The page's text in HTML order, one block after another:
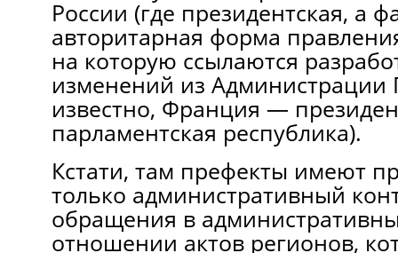
России (где президентская, а
авторитарная форма
на которую ссылаются
изменений из Администрации
известно, Франция —
парламентская республика).
Кстати, там префекты имеют
только административный
обращения в
отношении актов регионов,